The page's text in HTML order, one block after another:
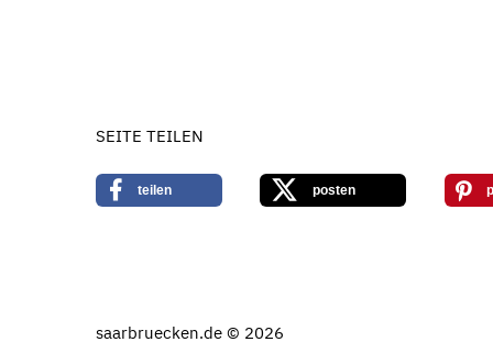
SEITE TEILEN
teilen posten
saarbruecken.de © 2026